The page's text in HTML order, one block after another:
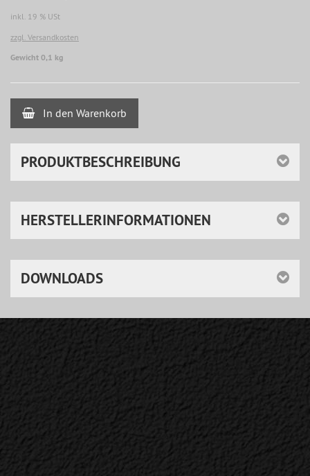
inkl. 19 % USt
zzgl. Versandkosten
Gewicht 0,1 kg
In den Warenkorb
PRODUKTBESCHREIBUNG
HERSTELLERINFORMATIONEN
DOWNLOADS